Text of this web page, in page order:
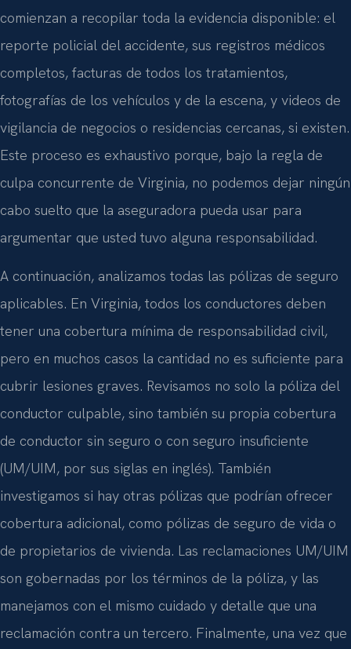
comienzan a recopilar toda la evidencia disponible: el
reporte policial del accidente, sus registros médicos
completos, facturas de todos los tratamientos,
fotografías de los vehículos y de la escena, y videos de
vigilancia de negocios o residencias cercanas, si existen.
Este proceso es exhaustivo porque, bajo la regla de
culpa concurrente de Virginia, no podemos dejar ningún
cabo suelto que la aseguradora pueda usar para
argumentar que usted tuvo alguna responsabilidad.
A continuación, analizamos todas las pólizas de seguro
aplicables. En Virginia, todos los conductores deben
tener una cobertura mínima de responsabilidad civil,
pero en muchos casos la cantidad no es suficiente para
cubrir lesiones graves. Revisamos no solo la póliza del
conductor culpable, sino también su propia cobertura
de conductor sin seguro o con seguro insuficiente
(UM/UIM, por sus siglas en inglés). También
investigamos si hay otras pólizas que podrían ofrecer
cobertura adicional, como pólizas de seguro de vida o
de propietarios de vivienda. Las reclamaciones UM/UIM
son gobernadas por los términos de la póliza, y las
manejamos con el mismo cuidado y detalle que una
reclamación contra un tercero. Finalmente, una vez que